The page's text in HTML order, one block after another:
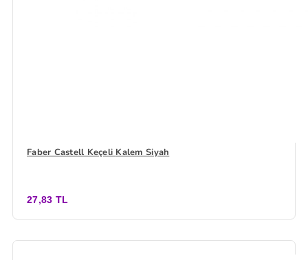
Faber Castell Keçeli Kalem Siyah
27,83 TL